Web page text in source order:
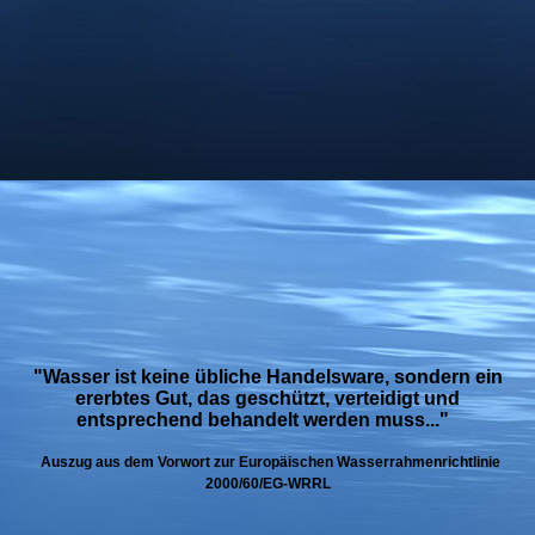
"Wasser ist keine übliche Handelsware, sondern ein
ererbtes Gut, das geschützt, verteidigt und
entsprechend behandelt werden muss..."
Auszug aus dem Vorwort zur Europäischen Wasserrahmenrichtlinie
2000/60/EG-WRRL